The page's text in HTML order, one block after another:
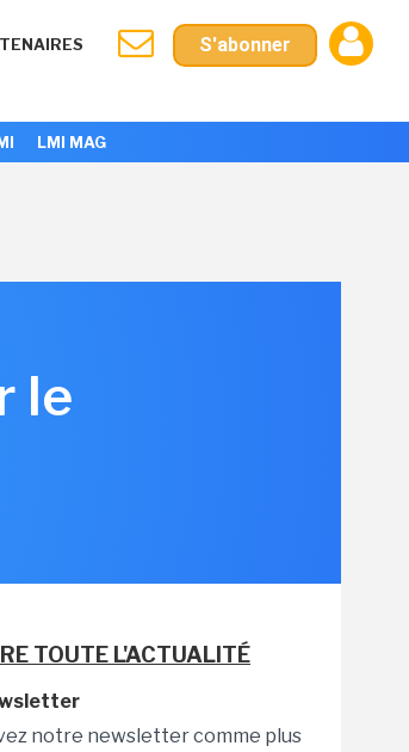
S'abonner
LMI MAG
le
TOUTE L'ACTUALITÉ
notre newsletter comme plus